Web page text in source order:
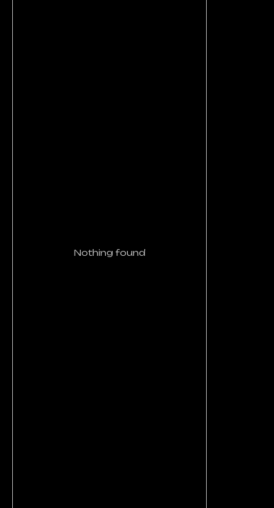
Nothing found